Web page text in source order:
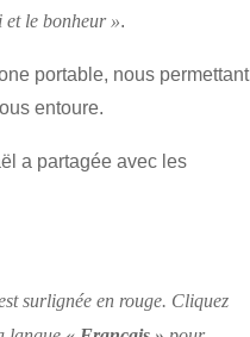
le bonheur ».
portable, nous permettant
entoure.
a partagée avec les
surlignée en rouge. Cliquez